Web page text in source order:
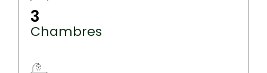
3
Chambres